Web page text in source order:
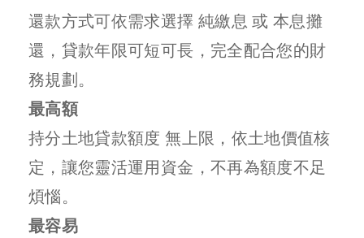
還款方式可依需求選擇 純繳息 或 本息攤
還，貸款年限可短可長，完全配合您的財
務規劃。
最高額
持分土地貸款額度 無上限，依土地價值核
定，讓您靈活運用資金，不再為額度不足
煩惱。
最容易